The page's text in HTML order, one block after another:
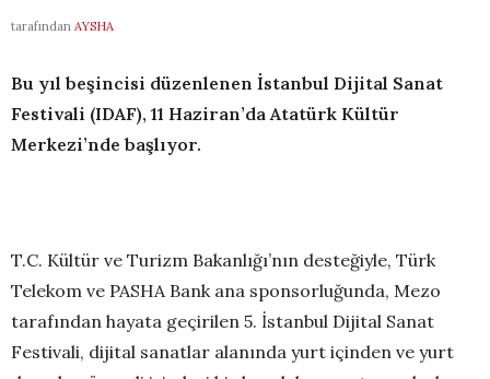
tarafından AYSHA
Bu yıl beşincisi düzenlenen İstanbul Dijital Sanat
Festivali (IDAF), 11 Haziran’da Atatürk Kültür
Merkezi’nde başlıyor.
T.C. Kültür ve Turizm Bakanlığı’nın desteğiyle, Türk
Telekom ve PASHA Bank ana sponsorluğunda, Mezo
tarafından hayata geçirilen 5. İstanbul Dijital Sanat
Festivali, dijital sanatlar alanında yurt içinden ve yurt